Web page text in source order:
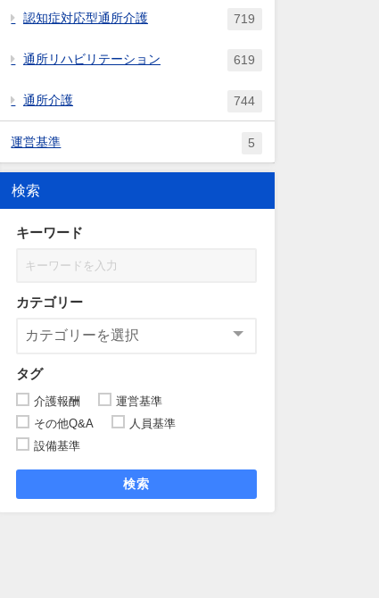
認知症対応型通所介護 719
通所リハビリテーション 619
通所介護 744
運営基準 5
検索
キーワード
カテゴリー
タグ
介護報酬
運営基準
その他Q&A
人員基準
設備基準
検索